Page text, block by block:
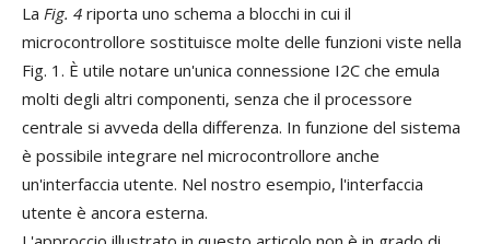
La Fig. 4 riporta uno schema a blocchi in cui il
microcontrollore sostituisce molte delle funzioni viste nella
Fig. 1. È utile notare un'unica connessione I2C che emula
molti degli altri componenti, senza che il processore
centrale si avveda della differenza. In funzione del sistema
è possibile integrare nel microcontrollore anche
un'interfaccia utente. Nel nostro esempio, l'interfaccia
utente è ancora esterna.